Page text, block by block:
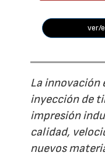
ver/
La innovación
inyección de
impresión
calidad,
nuevos